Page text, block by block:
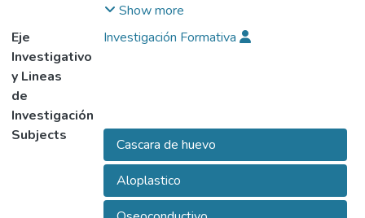
específicamente histológicas tras la
aplicación de la Cáscara de Huevo (CDH),
debidamente procesada como material para
relleno de defectos óseos.
Show more
Eje
Investigativo
y Lineas
de
Investigación
Investigación Formativa
Subjects
Cascara de huevo
Aloplastico